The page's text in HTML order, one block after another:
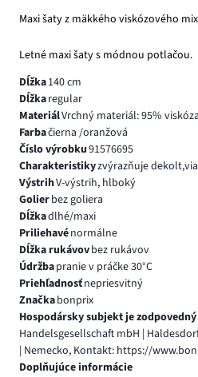
Maxi šaty z mäkkého viskózového
Letné maxi šaty s módnou potlačou.
Dĺžka140 cm
Dĺžkaregular
MateriálVrchný materiál: 95%
Farbačierna /oranžová
Číslo výrobku91576695
Charakteristikyzvýrazňuje
VýstrihV-výstrih, hlboký
Golierbez goliera
Dĺžkadlhé/maxi
Priliehavénormálne
Dĺžka rukávovbez rukávov
Údržbapranie v práčke 30°C
Priehľadnosťnepriesvitný
Značkabonprix
Hospodársky subjekt je
Handelsgesellschaft mbH |
| Nemecko, Kontakt: https://
Doplňujúce informácie